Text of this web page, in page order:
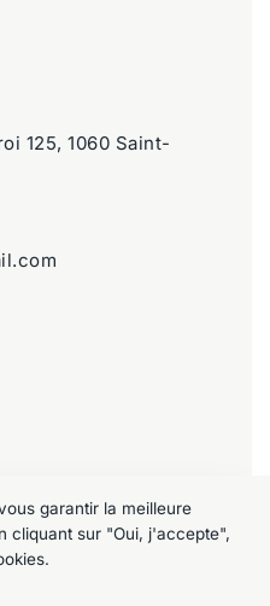
125, 1060 Saint-
garantir la meilleure
cliquant sur "Oui, j'accepte",